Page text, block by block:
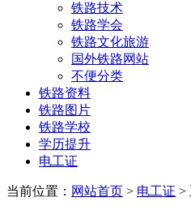
铁路技术
铁路学会
铁路文化旅游
国外铁路网站
不便分类
铁路资料
铁路图片
铁路学校
学历提升
电工证
当前位置： 网站首页 > 电工证 >